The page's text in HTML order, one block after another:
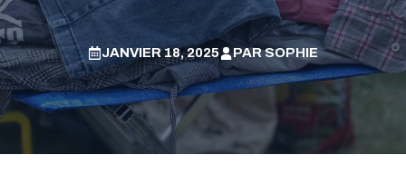
JANVIER 18, 2025 PARSOPHIE